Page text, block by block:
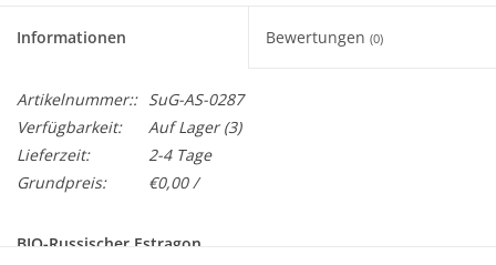
Informationen Bewertungen (0)
Artikelnummer:: SuG-AS-0287
Verfügbarkeit:
Auf Lager(3)
Lieferzeit:
2-4 Tage
Grundpreis:
€0,00 /
BIO-Russischer Estragon